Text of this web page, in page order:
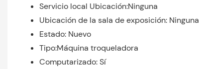
Servicio local Ubicación:Ninguna
Ubicación de la sala de exposición: Ninguna
Estado: Nuevo
Tipo:Máquina troqueladora
Computarizado: Sí